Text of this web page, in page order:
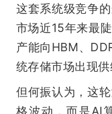
这套系统级竞争
市场近15年来最
产能向HBM、
统存储市场出现供
但何振认为，这
格波动，而是AI